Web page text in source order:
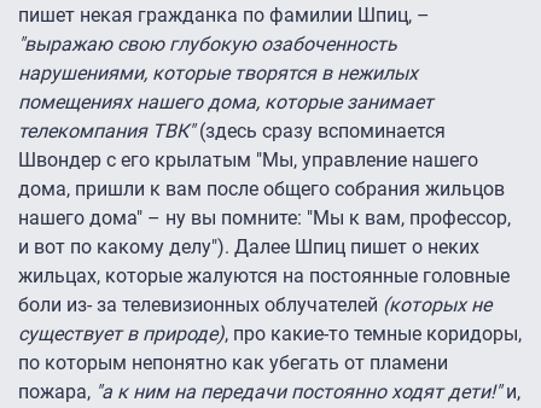
пишет некая гражданка по фамилии Шпиц, –
"выражаю свою глубокую озабоченность
нарушениями, которые творятся в нежилых
помещениях нашего дома, которые занимает
телекомпания ТВК"(здесь сразу вспоминается
Швондер с его крылатым "Мы, управление нашего
дома, пришли к вам после общего собрания жильцов
нашего дома" – ну вы помните: "Мы к вам, профессор,
и вот по какому делу"). Далее Шпиц пишет о неких
жильцах, которые жалуются на постоянные головные
боли из- за телевизионных облучателей (которых не
существует в природе), про какие-то темные коридоры,
по которым непонятно как убегать от пламени
пожара, "а к ним на передачи постоянно ходят дети!"и,